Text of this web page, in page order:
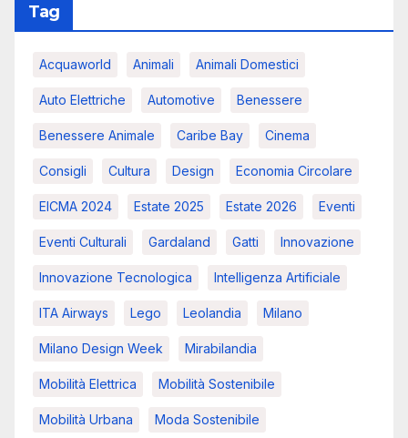
Tag
Acquaworld Animali Animali Domestici
Auto Elettriche Automotive Benessere
Benessere Animale Caribe Bay Cinema
Consigli Cultura Design Economia Circolare
EICMA 2024 Estate 2025 Estate 2026 Eventi
Eventi Culturali Gardaland Gatti Innovazione
Innovazione Tecnologica Intelligenza Artificiale
ITA Airways Lego Leolandia Milano
Milano Design Week Mirabilandia
Mobilità Elettrica Mobilità Sostenibile
Mobilità Urbana Moda Sostenibile